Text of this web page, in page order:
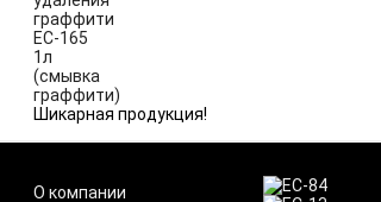
Шикарная продукция!
О компании